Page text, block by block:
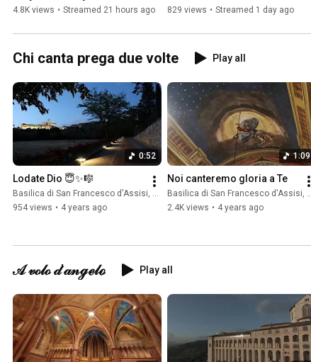
4.8K views • Streamed 21 hours ago 829 views • Streamed 1 day ago
Chi canta prega due volte Play all
0:52
Lodate Dio 😇✨🎼
Basilica di San Francesco d'Assisi, Sacro Convento
954 views • 4 years ago
1:09
Noi canteremo gloria a Te
Basilica di San Francesco d'Assisi, Sacro Convento
2.4K views • 4 years ago
𝒜 𝓋ℴ𝓁ℴ 𝒹'𝒶𝓃ℊℯ𝓁ℴ Play all